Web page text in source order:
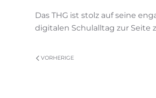
Das THG ist stolz auf seine
digitalen Schulalltag zur Seite
VORHERIGE